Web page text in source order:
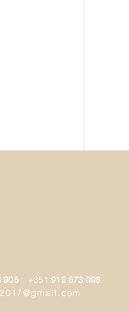
Causa
do
905+351919 673 096